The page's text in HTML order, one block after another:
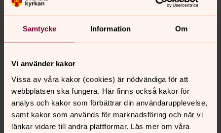
Samtycke Information Om
Vi använder kakor
Vissa av våra kakor (cookies) är nödvändiga för att
webbplatsen ska fungera. Här finns också kakor för
analys och kakor som förbättrar din användarupplevelse,
samt kakor som används för marknadsföring och när vi
länkar vidare till andra plattformar. Läs mer om våra
Kom och plantera dina förbeställda eller medhavda
sommarblommor på graven. Vaktmästarna finns på
plats för att svara på frågor och hjälpa dig
10.00–15.00· tisdag 9 juni
Nysätra kyrkogård
Ansvarig Nils Moberg